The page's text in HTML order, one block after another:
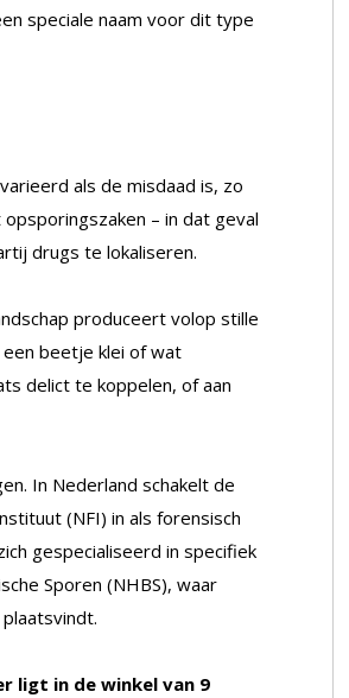
speciale naam voor dit type
als de misdaad is, zo
– in dat geval
drugs te lokaliseren.
produceert volop stille
een beetje klei of wat
delict te koppelen, of aan
In Nederland schakelt de
(NFI) in als forensisch
gespecialiseerd in specifiek
Sporen (NHBS), waar
ligt in de winkel van 9